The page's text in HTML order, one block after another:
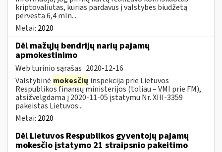
kriptovaliutas, kurias pardavus į valstybės biudžetą
pervesta 6,4 mln....
Metai: 2020
Dėl mažųjų bendrijų narių pajamų
apmokestinimo
Web turinio sąrašas 2020-12-16
Valstybinė mokesčių inspekcija prie Lietuvos
Respublikos finansų ministerijos (toliau – VMI prie FM),
atsižvelgdama į 2020-11-05 įstatymu Nr. XIII-3359
pakeistas Lietuvos...
Metai: 2020
Dėl Lietuvos Respublikos gyventojų pajamų
mokesčio įstatymo 21 straipsnio pakeitimo